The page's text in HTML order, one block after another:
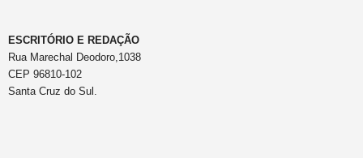
ESCRITÓRIO E REDAÇÃO
Rua Marechal Deodoro,1038
CEP 96810-102
Santa Cruz do Sul.